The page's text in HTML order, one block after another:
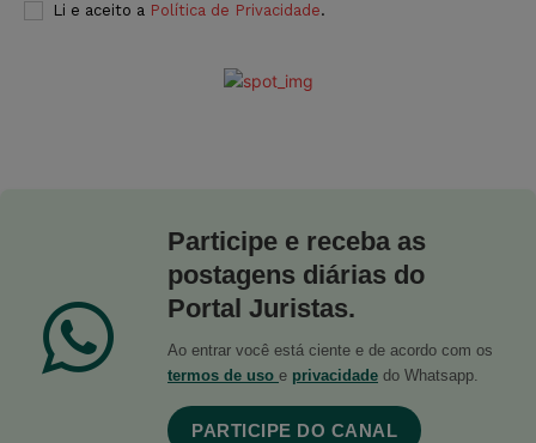
Li e aceito a Política de Privacidade.
Participe e receba as
postagens diárias do
Portal Juristas.
Ao entrar você está ciente e de acordo com os
termos de uso e privacidade do Whatsapp.
PARTICIPE DO CANAL